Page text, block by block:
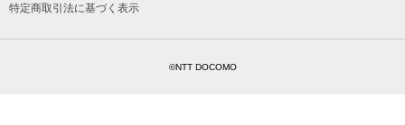
特定商取引法に基づく表示
©NTT DOCOMO